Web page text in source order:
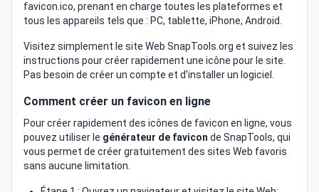
favicon.ico, prenant en charge toutes les plateformes et
tous les appareils tels que : PC, tablette, iPhone, Android.
Visitez simplement le site Web SnapTools.org et suivez les
instructions pour créer rapidement une icône pour le site.
Pas besoin de créer un compte et d'installer un logiciel.
Comment créer un favicon en ligne
Pour créer rapidement des icônes de favicon en ligne, vous
pouvez utiliser le générateur de favicon de SnapTools, qui
vous permet de créer gratuitement des sites Web favoris
sans aucune limitation.